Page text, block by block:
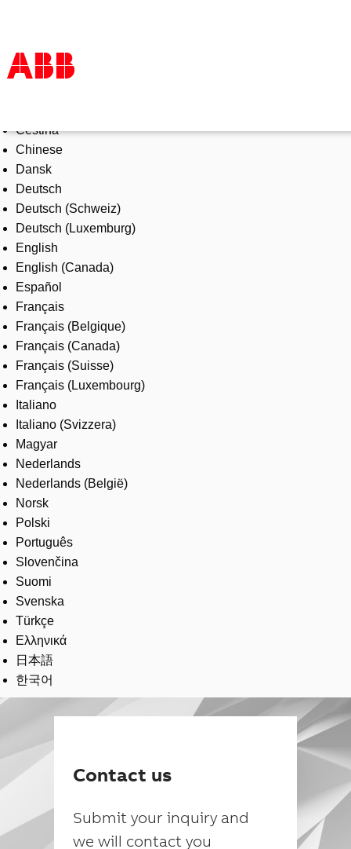
Products & Solutions
Industries
Services
About us
Where to buy
Contact us
Careers
Čeština
Chinese
Dansk
Deutsch
Deutsch (Schweiz)
Deutsch (Luxemburg)
English
English (Canada)
Español
Français
Français (Belgique)
Français (Canada)
Français (Suisse)
Français (Luxembourg)
Italiano
Italiano (Svizzera)
Magyar
Nederlands
Nederlands (België)
Norsk
Polski
Português
Slovenčina
Suomi
Svenska
Türkçe
Ελληνικά
日本語
한국어
Contact us
Submit your inquiry and
we will contact you